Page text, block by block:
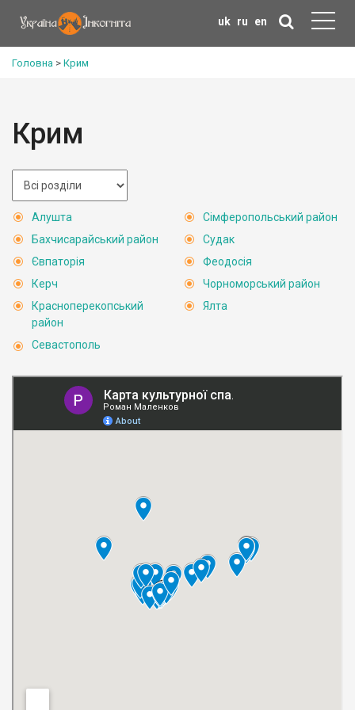
uk ru en
Головна > Крим
Крим
Алушта
Бахчисарайський район
Євпаторія
Керч
Красноперекопський
район
Севастополь
Сімферопольський район
Судак
Феодосія
Чорноморський район
Ялта